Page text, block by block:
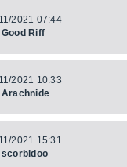
2021 07:44
Good Riff
2021 10:33
Arachnide
2021 15:31
scorbidoo